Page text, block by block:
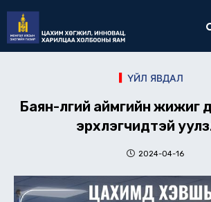
content
ҮЙЛ ЯВДАЛ
Баян-Өлгий аймгийн жижиг
эрхлэгчидтэй
2024-04-16